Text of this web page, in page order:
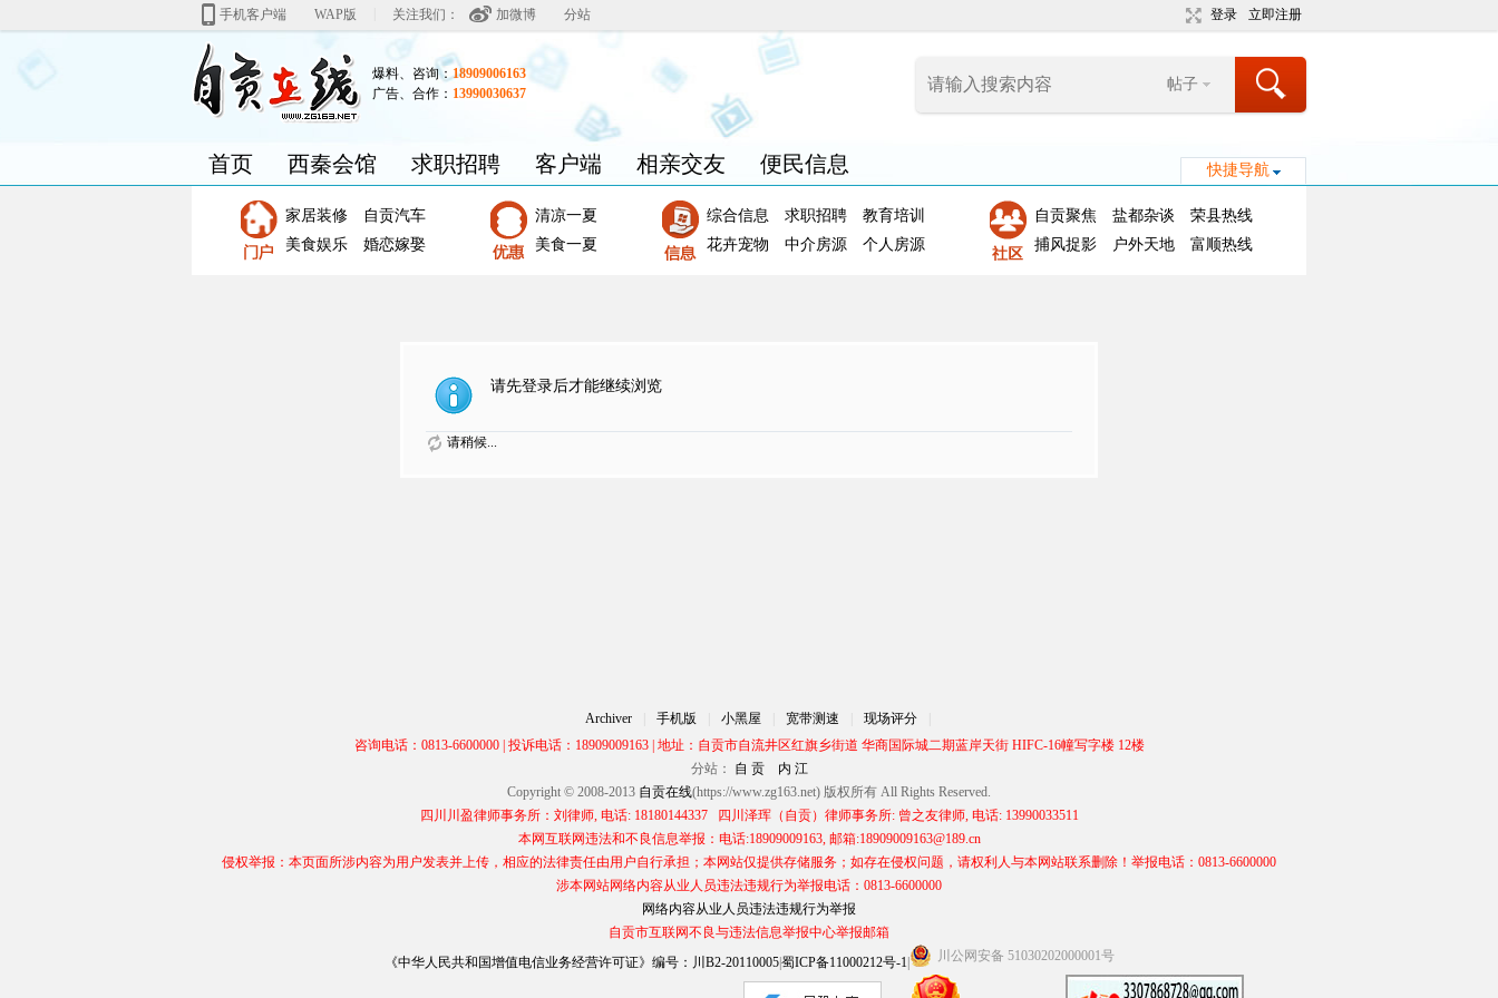
手机客户端 WAP版 关注我们： 加微博 分站 登录 立即注册
爆料、咨询：18909006163
广告、合作： 13990030637
帖子
快捷导航
首页 西秦会馆 求职招聘 客户端 相亲交友 便民信息
家居装修
自贡汽车
美食娱乐
婚恋嫁娶
清凉一夏
美食一夏
综合信息 求职招聘
教育培训
花卉宠物
中介房源 个人房源
自贡聚焦 盐都杂谈
荣县热线
捕风捉影
户外天地 富顺热线
请先登录后才能继续浏览
请稍候...
Archiver 手机版 小黑屋 宽带测速 现场评分
咨询电话：0813-6600000 | 投诉电话：18909009163 | 地址：自贡市自流井区红旗乡街道 华商国际城二期蓝岸天街 HIFC-16幢写字楼 12楼
分站：
自 贡
内 江
Copyright © 2008-2013 自贡在线(https://www.zg163.net) 版权所有 All Rights Reserved.
四川川盈律师事务所：刘律师, 电话: 18180144337 四川泽珲（自贡）律师事务所: 曾之友律师, 电话: 13990033511
本网互联网违法和不良信息举报：电话:18909009163, 邮箱:18909009163@189.cn
侵权举报：本页面所涉内容为用户发表并上传，相应的法律责任由用户自行承担；本网站仅提供存储服务；如存在侵权问题，请权利人与本网站联系删除！举报电话：0813-6600000
涉本网站网络内容从业人员违法违规行为举报电话：0813-6600000
网络内容从业人员违法违规行为举报
自贡市互联网不良与违法信息举报中心举报邮箱
《中华人民共和国增值电信业务经营许可证》编号：川B2-20110005|蜀ICP备11000212号-1 川公网安备 51030202000001号